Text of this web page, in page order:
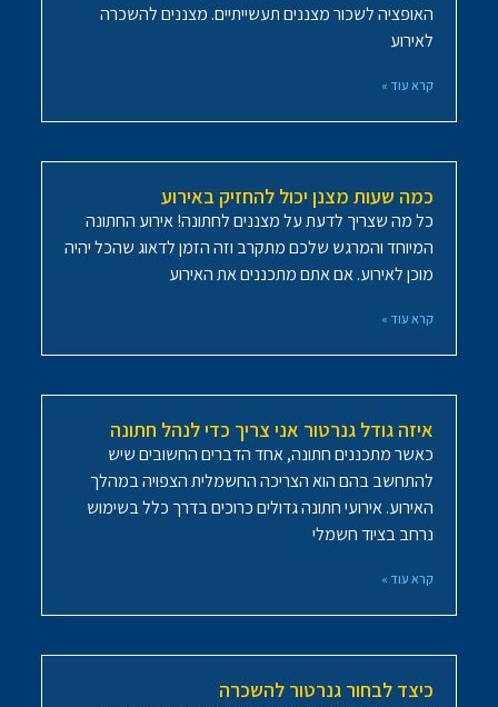
האופציה לשכור מצננים תעשייתיים. מצננים להשכרה
לאירוע
קרא עוד »
כמה שעות מצנן יכול להחזיק באירוע
כל מה שצריך לדעת על מצננים לחתונה! אירוע החתונה
המיוחד והמרגש שלכם מתקרב וזה הזמן לדאוג שהכל יהיה
מוכן לאירוע. אם אתם מתכננים את האירוע
קרא עוד »
איזה גודל גנרטור אני צריך כדי לנהל חתונה
כאשר מתכננים חתונה, אחד הדברים החשובים שיש
להתחשב בהם הוא הצריכה החשמלית הצפויה במהלך
האירוע. אירועי חתונה גדולים כרוכים בדרך כלל בשימוש
נרחב בציוד חשמלי
קרא עוד »
כיצד לבחור גנרטור להשכרה